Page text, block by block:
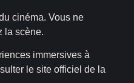
cinéma. Vous ne
la scène.
immersives à
le site officiel de la